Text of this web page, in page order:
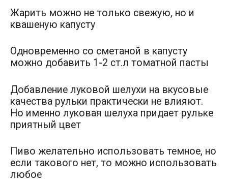
Жарить можно не только свежую, но и
квашеную капусту
Одновременно со сметаной в капусту
можно добавить 1-2 ст.л томатной пасты
Добавление луковой шелухи на вкусовые
качества рульки практически не влияют.
Но именно луковая шелуха придает рульке
приятный цвет
Пиво желательно использовать темное, но
если такового нет, то можно использовать
любое